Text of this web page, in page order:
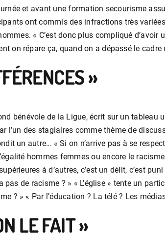
et avant une formation secourisme
ont commis des infractions très
« C’est donc plus compliqué
on répare ça, quand on a dépassé le
»
bénévole de la Ligue, écrit sur un tableau
l’un des stagiaires comme thème de
un autre… « Si on n’arrive pas à se
hommes femmes ou encore le
à d’autres, c’est un délit, c’est
pas de racisme ? » « L’église » tente un
? » « Par l’éducation ? La télé ? Les
LE FAIT »